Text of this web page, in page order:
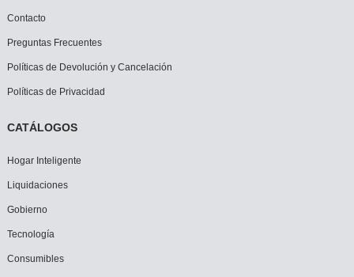
Contacto
Preguntas Frecuentes
Políticas de Devolución y Cancelación
Políticas de Privacidad
CATÁLOGOS
Hogar Inteligente
Liquidaciones
Gobierno
Tecnología
Consumibles